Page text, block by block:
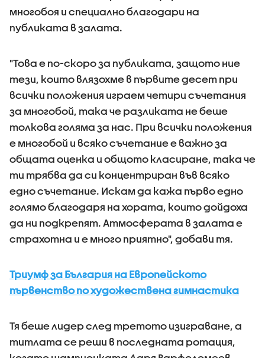
многобоя и специално благодари на
публиката в залата.
"Това е по-скоро за публиката, защото ние
тези, които влязохме в първите десет при
всички положения играем четири съчетания
за многобой, така че разликата не беше
толкова голяма за нас. При всички положения
е многобой и всяко съчетание е важно за
общата оценка и общото класиране, така че
ти трябва да си концентриран във всяко
едно съчетание. Искам да кажа първо едно
голямо благодаря на хората, които дойдоха
да ни подкрепят. Атмосферата в залата е
страхотна и е много приятно", добави тя.
Триумф за България на Европейското
първенство по художествена гимнастика
Тя беше лидер след третото изиграване, а
титлата се реши в последната ротация,